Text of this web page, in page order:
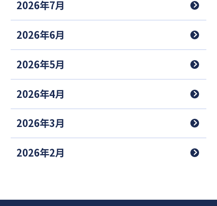
2026年7月
2026年6月
2026年5月
2026年4月
2026年3月
2026年2月